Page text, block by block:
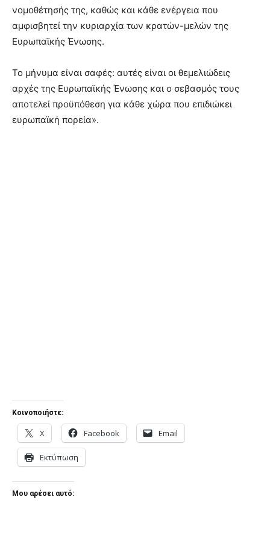
νομοθέτησής της, καθώς και κάθε ενέργεια που
αμφισβητεί την κυριαρχία των κρατών-μελών της
Ευρωπαϊκής Ένωσης.
Το μήνυμα είναι σαφές: αυτές είναι οι θεμελιώδεις
αρχές της Ευρωπαϊκής Ένωσης και ο σεβασμός τους
αποτελεί προϋπόθεση για κάθε χώρα που επιδιώκει
ευρωπαϊκή πορεία».
Κοινοποιήστε:
X Facebook Email
Εκτύπωση
Μου αρέσει αυτό: